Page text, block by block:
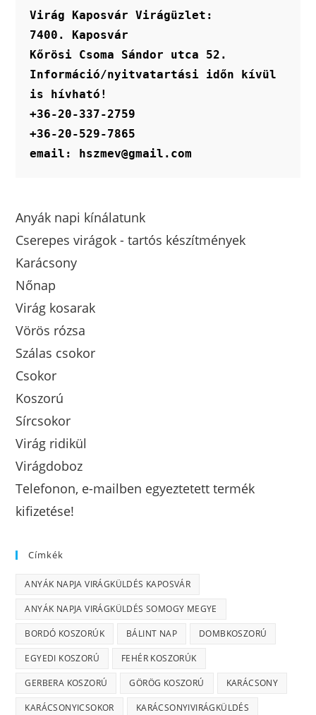
termékoldalon
választhatók
Virág Kaposvár Virágüzlet:
7400. Kaposvár
Kőrösi Csoma Sándor utca 52.
Információ/nyitvatartási időn kívül
is hívható!
+36-20-337-2759
+36-20-529-7865
email: hszmev@gmail.com
Anyák napi kínálatunk
Cserepes virágok - tartós készítmények
Karácsony
Nőnap
Virág kosarak
Vörös rózsa
Szálas csokor
Csokor
Koszorú
Sírcsokor
Virág ridikül
Virágdoboz
Telefonon, e-mailben egyeztetett termék
kifizetése!
Címkék
ANYÁK NAPJA VIRÁGKÜLDÉS KAPOSVÁR
ANYÁK NAPJA VIRÁGKÜLDÉS SOMOGY MEGYE
BORDÓ KOSZORÚK BÁLINT NAP DOMBKOSZORÚ
EGYEDI KOSZORÚ FEHÉR KOSZORÚK
GERBERA KOSZORÚ GÖRÖG KOSZORÚ KARÁCSONY
KARÁCSONYICSOKOR KARÁCSONYIVIRÁGKÜLDÉS